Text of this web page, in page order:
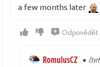
a few months later
Odpovědět
RomulusCZ